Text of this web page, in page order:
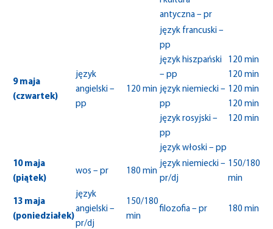
antyczna – pr
9 maja
(czwartek)
język
angielski –
pp
120 min
język francuski –
pp
język hiszpański
– pp
język niemiecki –
pp
język rosyjski –
pp
język włoski – pp
120 min
120 min
120 min
120 min
120 min
10 maja
(piątek)
wos – pr 180 min
język niemiecki –
pr/dj
150/180
min
13 maja
(poniedziałek)
język
angielski –
pr/dj
150/180
min
filozofia – pr 180 min